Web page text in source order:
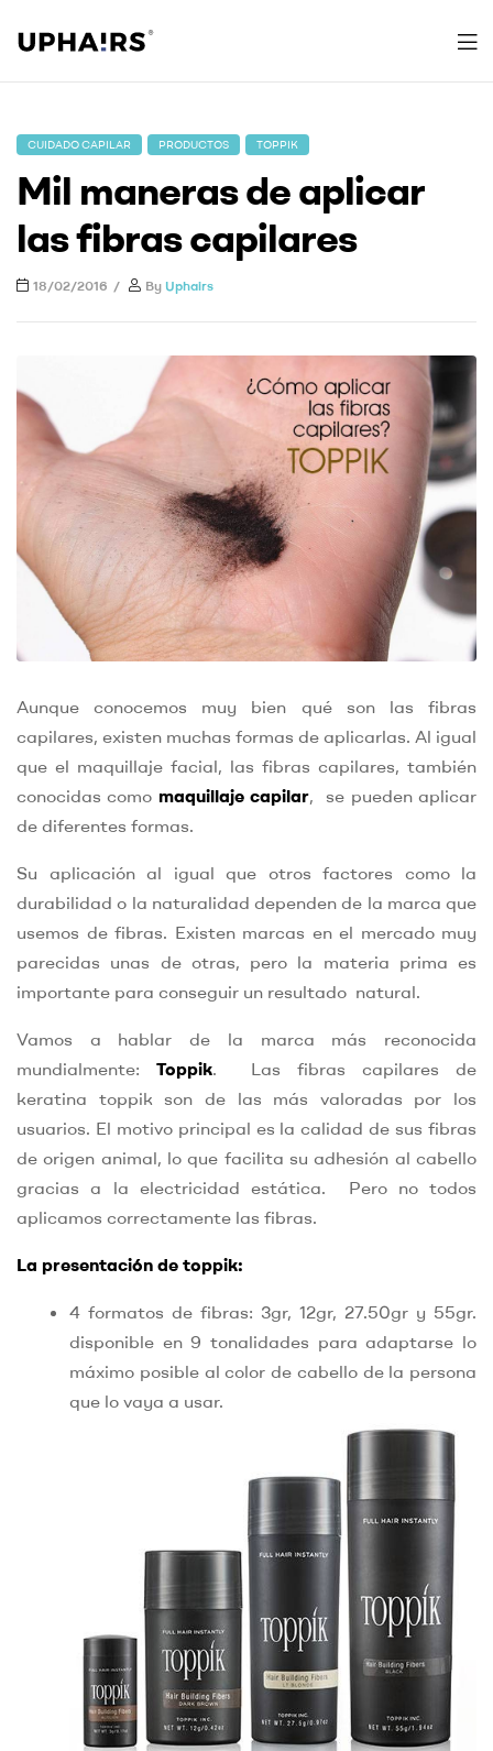
Uphairs
CUIDADO CAPILAR PRODUCTOS TOPPIK
Mil maneras de aplicar
las fibras capilares
18/02/2016 By Uphairs
Aunque conocemos muy bien qué son las fibras
capilares, existen muchas formas de aplicarlas. Al igual
que el maquillaje facial, las fibras capilares, también
conocidas como maquillaje capilar, se pueden aplicar
de diferentes formas.
Su aplicación al igual que otros factores como la
durabilidad o la naturalidad dependen de la marca que
usemos de fibras. Existen marcas en el mercado muy
parecidas unas de otras, pero la materia prima es
importante para conseguir un resultado natural.
Vamos a hablar de la marca más reconocida
mundialmente:Toppik. Las fibras capilares de
keratina toppik son de las más valoradas por los
usuarios. El motivo principal es la calidad de sus fibras
de origen animal, lo que facilita su adhesión al cabello
gracias a la electricidad estática. Pero no todos
aplicamos correctamente las fibras.
La presentación de toppik:
4 formatos de fibras: 3gr, 12gr, 27.50gr y 55gr.
disponible en 9 tonalidades para adaptarse lo
máximo posible al color de cabello de la persona
que lo vaya a usar.